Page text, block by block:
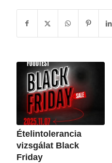
Ételintolerancia
vizsgálat Black
Friday